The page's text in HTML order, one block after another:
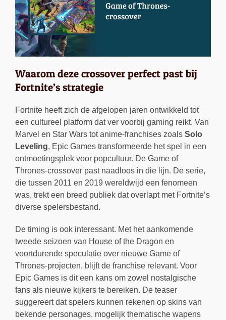
Waarom deze crossover perfect past bij
Fortnite’s strategie
Fortnite heeft zich de afgelopen jaren ontwikkeld tot
een cultureel platform dat ver voorbij gaming reikt. Van
Marvel en Star Wars tot anime-franchises zoals Solo
Leveling, Epic Games transformeerde het spel in een
ontmoetingsplek voor popcultuur. De Game of
Thrones-crossover past naadloos in die lijn. De serie,
die tussen 2011 en 2019 wereldwijd een fenomeen
was, trekt een breed publiek dat overlapt met Fortnite’s
diverse spelersbestand.
De timing is ook interessant. Met het aankomende
tweede seizoen van House of the Dragon en
voortdurende speculatie over nieuwe Game of
Thrones-projecten, blijft de franchise relevant. Voor
Epic Games is dit een kans om zowel nostalgische
fans als nieuwe kijkers te bereiken. De teaser
suggereert dat spelers kunnen rekenen op skins van
bekende personages, mogelijk thematische wapens